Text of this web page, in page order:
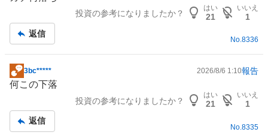
示
事
投資の参考になりましたか？
はい
21
いいえ
1
返信
No.8336
掲
示
事
3bc***** 2026/8/6 1:10報告
何この下落
投資の参考になりましたか？
はい
21
いいえ
1
返信
No. 8335